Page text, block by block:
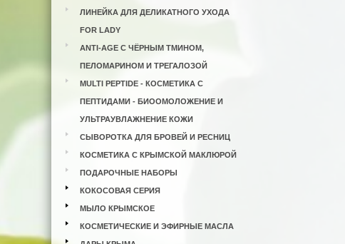
ЛИНЕЙКА ДЛЯ ДЕЛИКАТНОГО УХОДА
FOR LADY
ANTI-AGE С ЧЁРНЫМ ТМИНОМ,
ПЕЛОМАРИНОМ И ТРЕГАЛОЗОЙ
MULTI PEPTIDE - КОСМЕТИКА С
ПЕПТИДАМИ - БИООМОЛОЖЕНИЕ И
УЛЬТРАУВЛАЖНЕНИЕ КОЖИ
СЫВОРОТКА ДЛЯ БРОВЕЙ И РЕСНИЦ
КОСМЕТИКА С КРЫМСКОЙ МАКЛЮРОЙ
ПОДАРОЧНЫЕ НАБОРЫ
КОКОСОВАЯ СЕРИЯ
МЫЛО КРЫМСКОЕ
КОСМЕТИЧЕСКИЕ И ЭФИРНЫЕ МАСЛА